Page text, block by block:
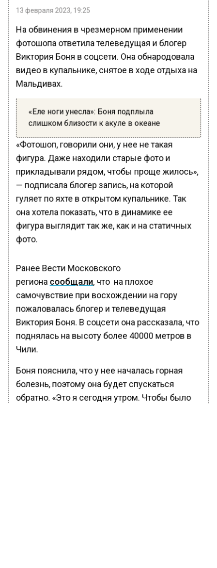
13 февраля 2023, 19:25
На обвинения в чрезмерном применении
фотошопа ответила телеведущая и блогер
Виктория Боня в соцсети. Она обнародовала
видео в купальнике, снятое в ходе отдыха на
Мальдивах.
«Еле ноги унесла»: Боня подплыла
слишком близости к акуле в океане
«Фотошоп, говорили они, у нее не такая
фигура. Даже находили старые фото и
прикладывали рядом, чтобы проще жилось»,
— подписала блогер запись, на которой
гуляет по яхте в открытом купальнике. Так
она хотела показать, что в динамике ее
фигура выглядит так же, как и на статичных
фото.
Ранее Вести Московского
региона сообщали, что на плохое
самочувствие при восхождении на гору
пожаловалась блогер и телеведущая
Виктория Боня. В соцсети она рассказала, что
поднялась на высоту более 40000 метров в
Чили.
Боня пояснила, что у нее началась горная
болезнь, поэтому она будет спускаться
обратно. «Это я сегодня утром. Чтобы было